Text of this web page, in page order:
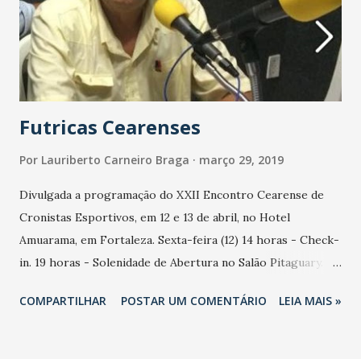
Príncipe, na costa da África. O fenômeno foi fundamental
para que o físico alemão Albert Einstein comprovasse a
Teoria da Relatividade Geral”, explicou o prefeito Ivo
Gomes. O presidente da SBPC, professor Ildeu Moreira, ...
Futricas Cearenses
Por Lauriberto Carneiro Braga março 29, 2019
Divulgada a programação do XXII Encontro Cearense de
Cronistas Esportivos, em 12 e 13 de abril, no Hotel
Amuarama, em Fortaleza. Sexta-feira (12) 14 horas - Check-
in. 19 horas - Solenidade de Abertura no Salão Pitaguary. 21
com o presidente do Conselho Superior da
COMPARTILHAR POSTAR UM COMENTÁRIO LEIA MAIS »